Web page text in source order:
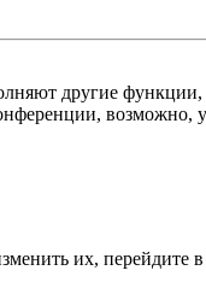
другие
возможно,
их, перейдите